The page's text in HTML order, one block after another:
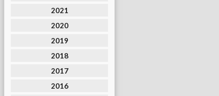
2021
2020
2019
2018
2017
2016